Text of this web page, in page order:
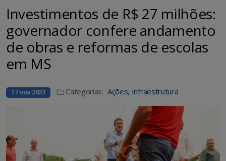
Investimentos de R$ 27 milhões:
governador confere andamento
de obras e reformas de escolas
em MS
17 nov 2023 Categorias: Ações, Infraestrutura